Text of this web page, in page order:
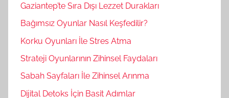
Gaziantep’te Sıra Dışı Lezzet Durakları
Bağımsız Oyunlar Nasıl Keşfedilir?
Korku Oyunları İle Stres Atma
Strateji Oyunlarının Zihinsel Faydaları
Sabah Sayfaları İle Zihinsel Arınma
Dijital Detoks İçin Basit Adımlar